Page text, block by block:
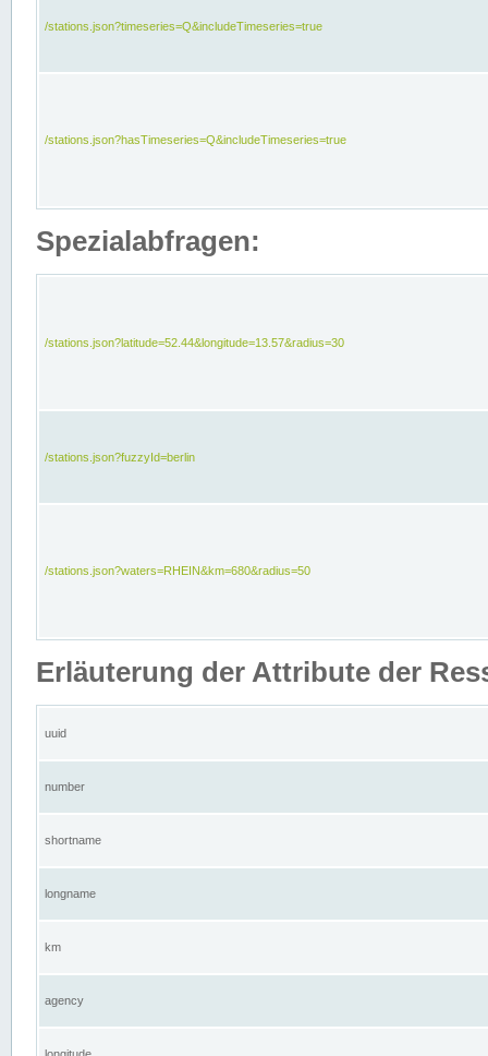
/stations.json?timeseries=Q&includeTimeseries=true
/stations.json?hasTimeseries=Q&includeTimeseries=true
Spezialabfragen:
/stations.json?latitude=52.44&longitude=13.57&radius=30
/stations.json?fuzzyId=berlin
/stations.json?waters=RHEIN&km=680&radius=50
Erläuterung der Attribute der
uuid
number
shortname
longname
km
agency